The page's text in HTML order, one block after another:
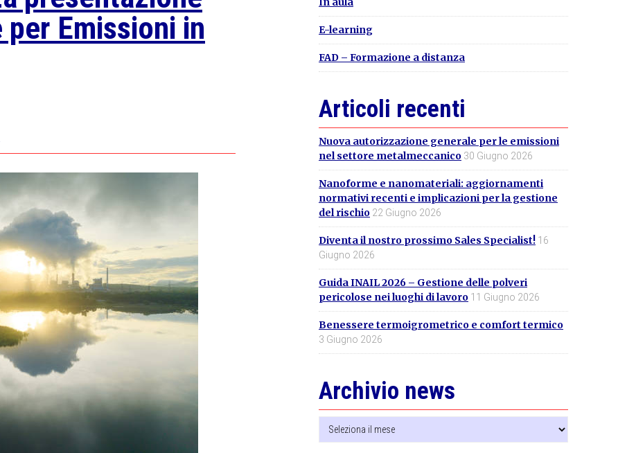
Emissioni in
E-learning
FAD – Formazione a distanza
Articoli recenti
Nuova autorizzazione generale per le emissioni
nel settore metalmeccanico 30 Giugno 2026
Nanoforme e nanomateriali: aggiornamenti
normativi recenti e implicazioni per la gestione
del rischio 22 Giugno 2026
Diventa il nostro prossimo Sales Specialist! 16
Giugno 2026
Guida INAIL 2026 – Gestione delle polveri
pericolose nei luoghi di lavoro 11 Giugno 2026
Benessere termoigrometrico e comfort termico
3 Giugno 2026
Archivio news
Archivio
news